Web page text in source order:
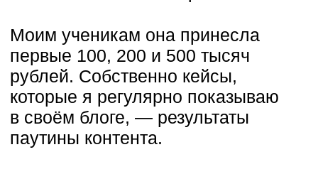
Выбраться из этой петли
сложно. Но начинать надо
бюджеты на команду
— если у вас не будет команды,
то снова придется делать всё
самому и не найдется времени
на работу с текстами